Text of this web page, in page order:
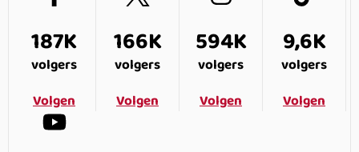
187K
volgers
Volgen
166K
volgers
Volgen
594K
volgers
Volgen
9,6K
volgers
Volgen